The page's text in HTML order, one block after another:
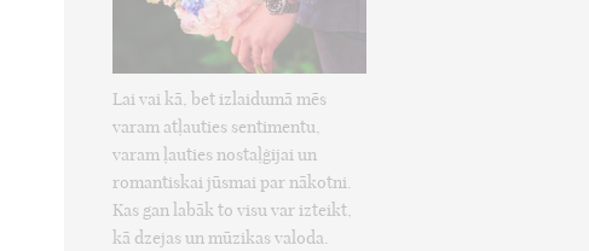
Lai vai kā, bet izlaidumā mēs
varam atļauties sentimentu,
varam ļauties nostaļģijai un
romantiskai jūsmai par nākotni.
Kas gan labāk to visu var izteikt,
kā dzejas un mūzikas valoda.